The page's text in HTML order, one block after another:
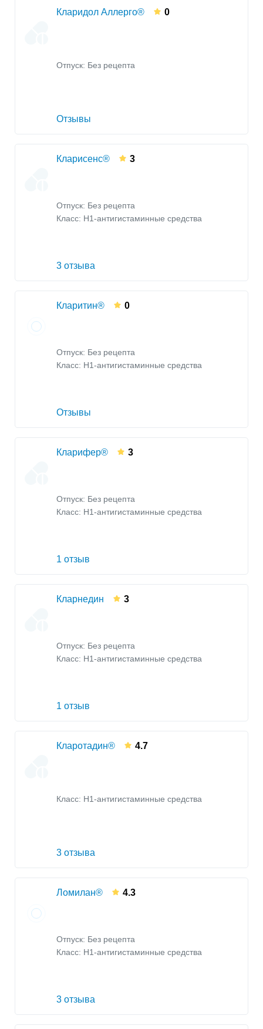
Кларидол Аллерго® 0
Отпуск: Без рецепта
Отзывы
Кларисенс® 3
Отпуск: Без рецепта
Класс: H1-антигистаминные средства
3 отзыва
Кларитин® 0
Отпуск: Без рецепта
Класс: H1-антигистаминные средства
Отзывы
Кларифер® 3
Отпуск: Без рецепта
Класс: H1-антигистаминные средства
1 отзыв
Кларнедин 3
Отпуск: Без рецепта
Класс: H1-антигистаминные средства
1 отзыв
Кларотадин® 4.7
Класс: H1-антигистаминные средства
3 отзыва
Ломилан® 4.3
Отпуск: Без рецепта
Класс: H1-антигистаминные средства
3 отзыва